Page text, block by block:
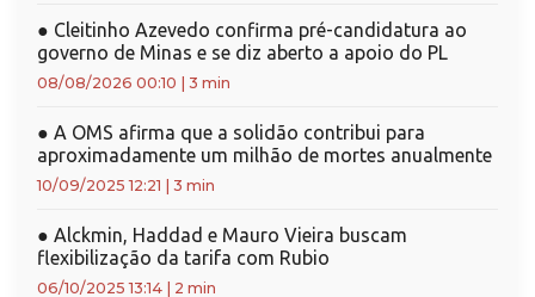
● Cleitinho Azevedo confirma pré-candidatura ao
governo de Minas e se diz aberto a apoio do PL
08/08/2026 00:10 | 3 min
● A OMS afirma que a solidão contribui para
aproximadamente um milhão de mortes anualmente
10/09/2025 12:21 | 3 min
● Alckmin, Haddad e Mauro Vieira buscam
flexibilização da tarifa com Rubio
06/10/2025 13:14 | 2 min